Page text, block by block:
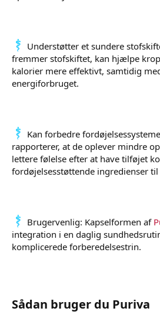
Understøtter et sundere
fremmer stofskiftet, kan hjælpe
kalorier mere effektivt, samtidig
energiforbruget.
Kan forbedre
rapporterer, at de oplever mindre
lettere følelse efter at have tilføjet
fordøjelsesstøttende ingredienser
Brugervenlig: Kapselformen af
integration i en daglig
komplicerede forberedelsestrin.
Sådan bruger du Puriva